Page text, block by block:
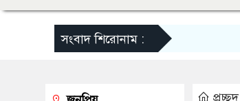
সংবাদ শিরোনাম :
প্রচ্ছদ